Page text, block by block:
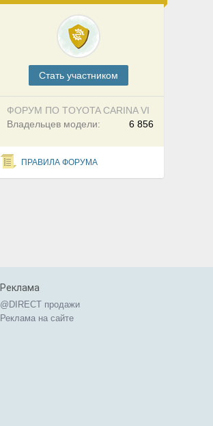
Cтать участником
ФОРУМ ПО TOYOTA CARINA VI
6 856
Владельцев модели:
ПРАВИЛА ФОРУМА
Реклама
@DIRECT продажи
Реклама на сайте